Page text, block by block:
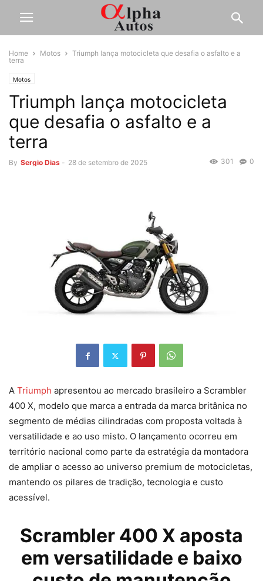
Home Motos
Triumph lança motocicleta que desafia o asfalto e a
terra
Motos
Triumph lança motocicleta
que desafia o asfalto e a
terra
By Sergio Dias - 28 de setembro de 2025 0
301
A Triumph apresentou ao mercado brasileiro a Scrambler
400 X, modelo que marca a entrada da marca britânica no
segmento de médias cilindradas com proposta voltada à
versatilidade e ao uso misto. O lançamento ocorreu em
território nacional como parte da estratégia da montadora
de ampliar o acesso ao universo premium de motocicletas,
mantendo os pilares de tradição, tecnologia e custo
acessível.
Scrambler 400 X aposta
em versatilidade e baixo